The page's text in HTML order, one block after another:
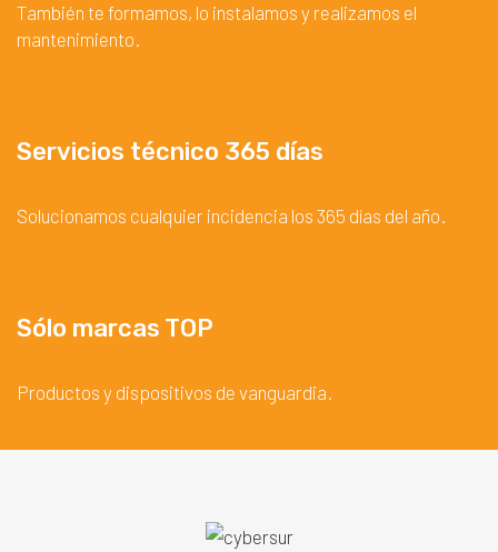
También te formamos, lo instalamos y realizamos el
mantenimiento.
Servicios técnico 365 días
Solucionamos cualquier incidencia los 365 días del año.
Sólo marcas TOP
Productos y dispositivos de vanguardia.